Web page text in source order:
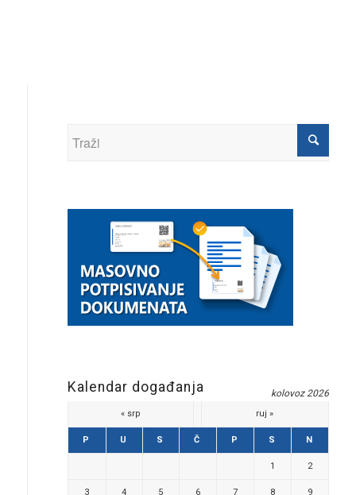
Kalendar događanja kolovoz 2026
P U S Č P S N
1 2
3 4 5 6 7 8 9
« srp ruj »